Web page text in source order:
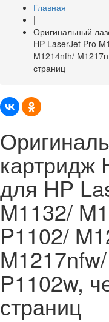
Главная
|
Оригинальный
HP LaserJet Pro
M1214nfh/
страниц
картридж
для HP
M1132/
P1102/
P1102w,
страниц